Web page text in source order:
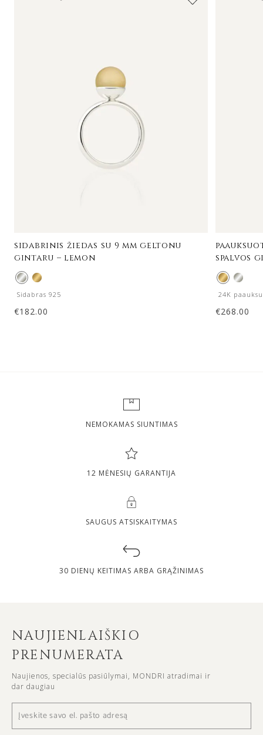
sidabrinis žiedas su 9 mm geltonu
gintaru – lemon
Sidabras 925
€182.00
spalvos
24K
€268.00
NEMOKAMAS SIUNTIMAS
12 MĖNESIŲ GARANTIJA
SAUGUS ATSISKAITYMAS
30 DIENŲ KEITIMAS ARBA GRĄŽINIMAS
NAUJIENLAIŠKIO
PRENUMERATA
Naujienos, specialūs pasiūlymai, MONDRI atradimai ir
dar daugiau